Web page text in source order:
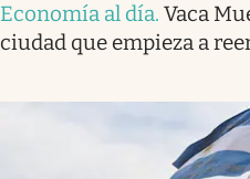
Economía al día. Vaca
ciudad que empieza a